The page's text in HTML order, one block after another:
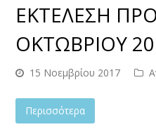
ΕΚΤΕΛΕΣΗ
ΟΚΤΩΒΡΙΟΥ
15 Νοεμβρίου 2017
Περισσότερα